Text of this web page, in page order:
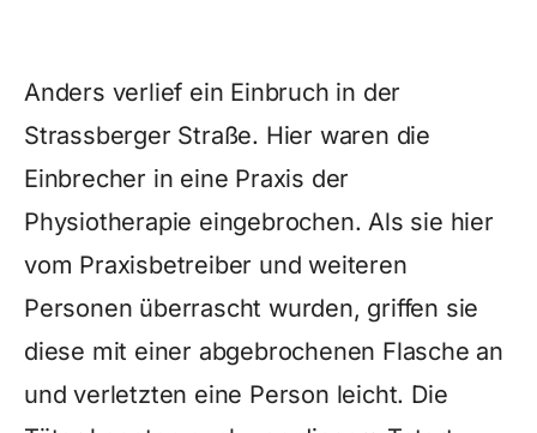
Anders verlief ein Einbruch in der
Strassberger Straße. Hier waren die
Einbrecher in eine Praxis der
Physiotherapie eingebrochen. Als sie hier
vom Praxisbetreiber und weiteren
Personen überrascht wurden, griffen sie
diese mit einer abgebrochenen Flasche an
und verletzten eine Person leicht. Die